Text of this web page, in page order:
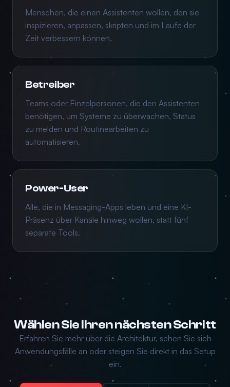
Menschen, die einen Assistenten wollen, den sie
inspizieren, anpassen, skripten und im Laufe der
Zeit verbessern können.
Betreiber
Teams oder Einzelpersonen, die den Assistenten
benötigen, um Systeme zu überwachen, Status
zu melden und Routinearbeiten zu
automatisieren.
Power-User
Alle, die in Messaging-Apps leben und eine KI-
Präsenz über Kanäle hinweg wollen, statt fünf
separate Tools.
Wählen Sie Ihren nächsten Schritt
Erfahren Sie mehr über die Architektur, sehen Sie sich
Anwendungsfälle an oder steigen Sie direkt in das Setup
ein.